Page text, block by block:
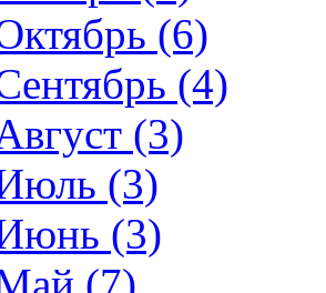
(6)
(4)
(3)
(3)
(3)
(7)